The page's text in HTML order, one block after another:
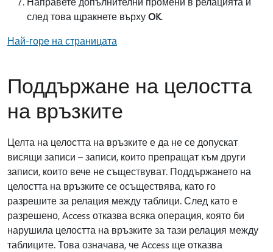
след това щракнете върхуOK.
Най-горе на страницата
Поддържане на целостта
на връзките
Целта на целостта на връзките е да не се допускат
висящи записи – записи, които препращат към други
записи, които вече не съществуват. Поддържането на
целостта на връзките се осъществява, като го
разрешите за релация между таблици. След като е
разрешено, Access отказва всяка операция, която би
нарушила целостта на връзките за тази релация между
таблиците. Това означава, че Access ще отказва